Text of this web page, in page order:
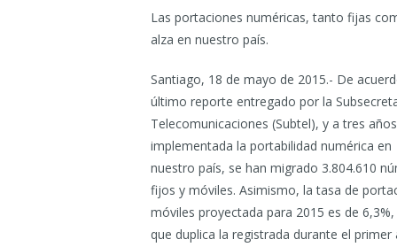
Las portaciones numéricas, tanto fijas
alza en nuestro país.
Santiago, 18 de mayo de 2015.- De
último reporte entregado por la
Telecomunicaciones (Subtel), y a tres
implementada la portabilidad numérica en
nuestro país, se han migrado 3.804.610
fijos y móviles. Asimismo, la tasa de
móviles proyectada para 2015 es de
que duplica la registrada durante el primer